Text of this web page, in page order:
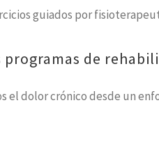
guiados por
programas de
el dolor crónico desde un